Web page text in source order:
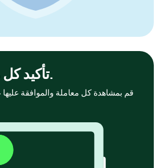
تأكيد كل معاملة فعليًا.
قم بمشاهدة كل معاملة والموافقة